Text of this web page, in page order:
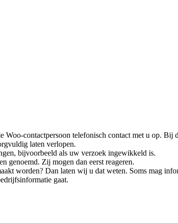
contactpersoon telefonisch contact met u op. Bij
laten verlopen.
bijvoorbeeld als uw verzoek ingewikkeld is.
genoemd. Zij mogen dan eerst reageren.
worden? Dan laten wij u dat weten. Soms mag
gaat.